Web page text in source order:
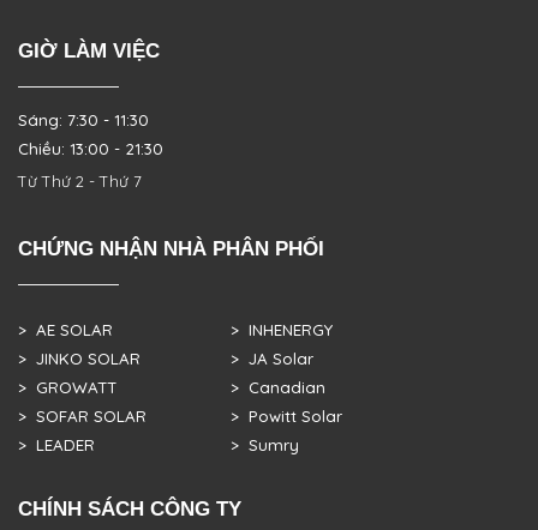
GIỜ LÀM VIỆC
Sáng: 7:30 - 11:30
Chiều: 13:00 - 21:30
Từ Thứ 2 - Thứ 7
CHỨNG NHẬN NHÀ PHÂN PHỐI
> AE SOLAR
> JINKO SOLAR
> GROWATT
> SOFAR SOLAR
> LEADER
> INHENERGY
> JA Solar
> Canadian
> Powitt Solar
> Sumry
CHÍNH SÁCH CÔNG TY